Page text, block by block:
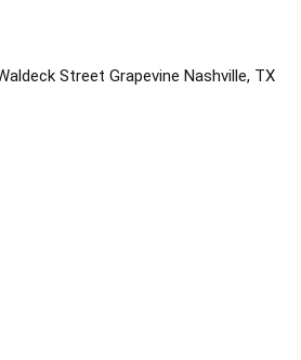
Street Grapevine Nashville, TX